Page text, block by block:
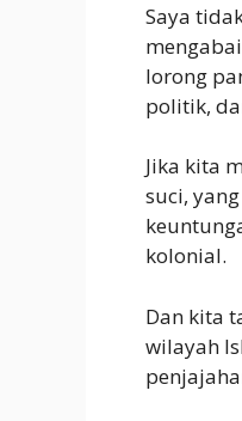
Saya
lorong
politik,
Jika kita
suci,
kolonial.
Dan kita
wilayah